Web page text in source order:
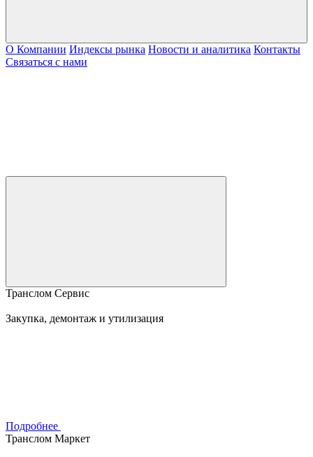
О Компании Индексы рынка Новости и аналитика Контакты
Связаться с нами
Транслом Сервис
Закупка, демонтаж и утилизация
Подробнее
Транслом Маркет